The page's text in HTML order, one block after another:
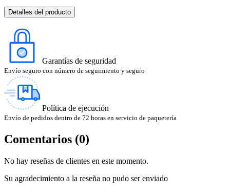
Detalles del producto
Garantías de seguridad
Envío seguro con número de seguimiento y seguro
Política de ejecución
Envío de pedidos dentro de 72 horas en servicio de paquetería
Comentarios (0)
No hay reseñas de clientes en este momento.
Su agradecimiento a la reseña no pudo ser enviado